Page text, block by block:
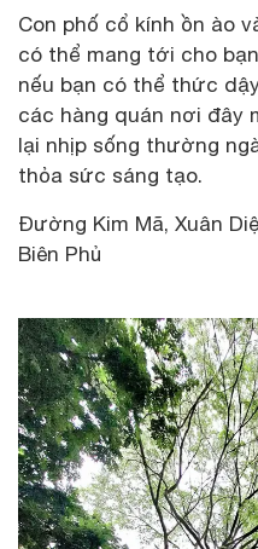
Con phố cổ kính ồn ào
có thể mang tới cho
nếu bạn có thể thức
các hàng quán nơi đây
lại nhịp sống thường
thỏa sức sáng tạo.
Đường Kim Mã, Xuân
Biên Phủ